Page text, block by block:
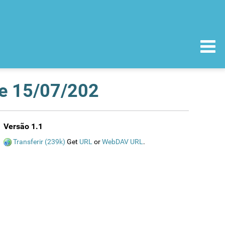
15/07/202
Versão 1.1
Transferir (239k) Get URL orWebDAV URL .